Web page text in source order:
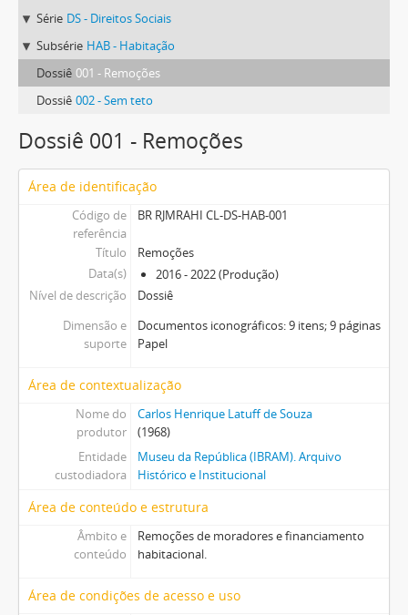
Série DS - Direitos Sociais
Subsérie HAB - Habitação
Dossiê 001 - Remoções
Dossiê 002 - Sem teto
Dossiê 001 - Remoções
Área de identificação
Código de
referência
BR RJMRAHI CL-DS-HAB-001
Título
Remoções
Data(s)
2016 - 2022 (Produção)
Nível de descrição
Dossiê
Dimensão e
suporte
Documentos iconográficos: 9 itens; 9 páginas
Papel
Área de contextualização
Nome do
produtor
Carlos Henrique Latuff de Souza
(1968)
Entidade
custodiadora
Museu da República (IBRAM). Arquivo
Histórico e Institucional
Área de conteúdo e estrutura
Âmbito e
conteúdo
Remoções de moradores e financiamento
habitacional.
Área de condições de acesso e uso